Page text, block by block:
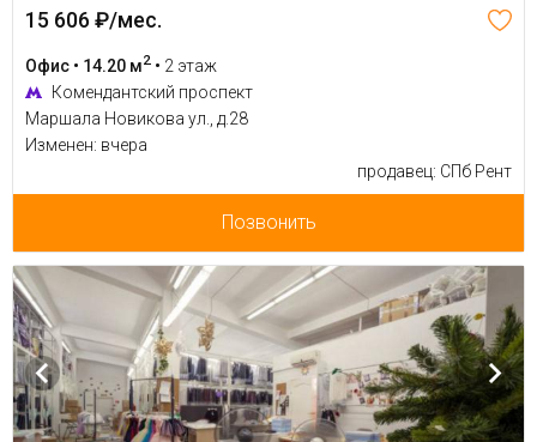
15 606 ₽/мес.
Офис • 14.20 м2 • 2 этаж
Комендантский проспект
Маршала Новикова ул., д.28
Изменен: вчера
продавец: СПб Рент
Позвонить